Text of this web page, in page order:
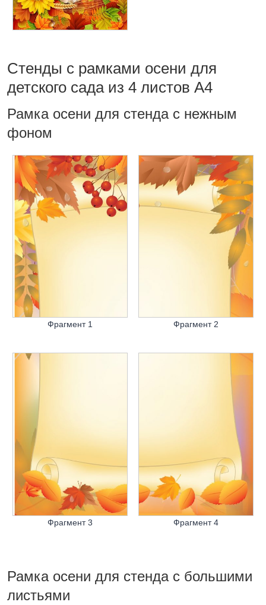
Стенды с рамками осени для
детского сада из 4 листов А4
Рамка осени для стенда с нежным
фоном
Фрагмент 1 Фрагмент 2
Фрагмент 3 Фрагмент 4
Рамка осени для стенда с большими
листьями